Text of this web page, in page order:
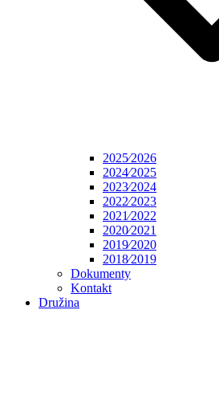
2025⁄2026
2024⁄2025
2023⁄2024
2022⁄2023
2021⁄2022
2020⁄2021
2019⁄2020
2018⁄2019
Dokumenty
Kontakt
Družina